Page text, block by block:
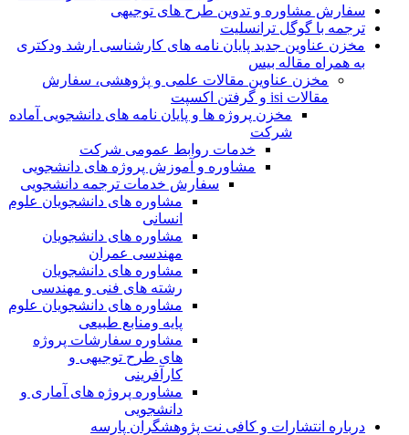
سفارش مشاوره و تدوین طرح های توجیهی
ترجمه با گوگل ترانسلیت
مخزن عناوین جدید پایان نامه های کارشناسی ارشد ودکتری
به همراه مقاله بیس
مخزن عناوین مقالات علمی و پژوهشی، سفارش
مقالات isi و گرفتن اکسپت
مخزن پروژه ها و پایان نامه های دانشجویی آماده
شرکت
خدمات روابط عمومی شرکت
مشاوره و آموزش پروژه های دانشجویی
سفارش خدمات ترجمه دانشجویی
مشاوره های دانشجویان علوم
انسانی
مشاوره های دانشجویان
مهندسی عمران
مشاوره های دانشجویان
رشته های فنی و مهندسی
مشاوره های دانشجویان علوم
پایه ومنابع طبیعی
مشاوره سفارشات پروژه
های طرح توجیهی و
کارآفرینی
مشاوره پروژه های آماری و
دانشجویی
درباره انتشارات و کافی نت پژوهشگران پارسه